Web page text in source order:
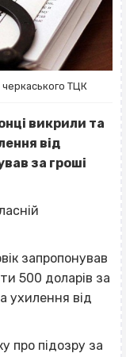
черкаського ТЦК
викрили та
від
за гроші
запропонував
500 доларів за
ухилення від
про підозру за